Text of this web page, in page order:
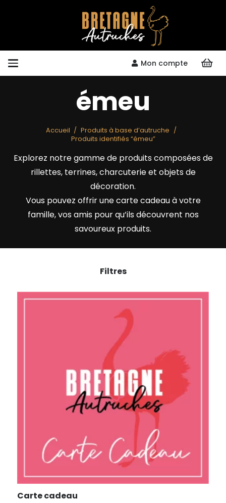
Mon compte
émeu
Accueil / Produits à base d’autruche /
Produits identifiés “émeu”
Explorez notre gamme de produits composées de
rillettes, terrines, charcuterie et objets de
décoration.
Vous pouvez offrir une carte cadeau à votre
famille, vos amis pour qu’ils découvrent nos
savoureux produits.
Filtres
Carte cadeau